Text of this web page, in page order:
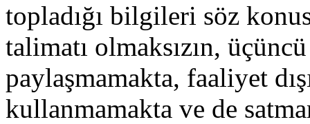
topladığı bilgileri söz
talimatı olmaksızın,
paylaşmamakta, faaliyet
kullanmamakta ve de